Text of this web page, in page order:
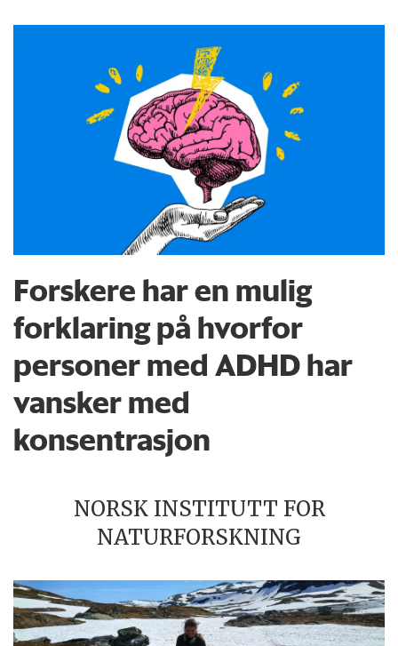
Forskere har en mulig
forklaring på hvorfor
personer med ADHD har
vansker med
konsentrasjon
NORSK INSTITUTT FOR
NATURFORSKNING